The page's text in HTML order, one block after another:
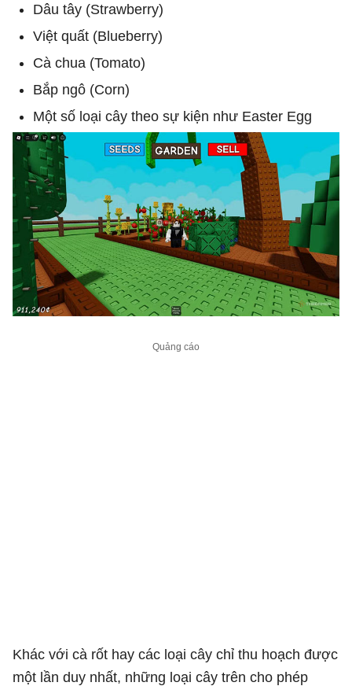
Dâu tây (Strawberry)
Việt quất (Blueberry)
Cà chua (Tomato)
Bắp ngô (Corn)
Một số loại cây theo sự kiện như Easter Egg
Khác với cà rốt hay các loại cây chỉ thu hoạch được
một lần duy nhất, những loại cây trên cho phép